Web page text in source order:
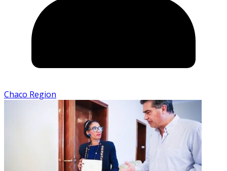
Chaco Region